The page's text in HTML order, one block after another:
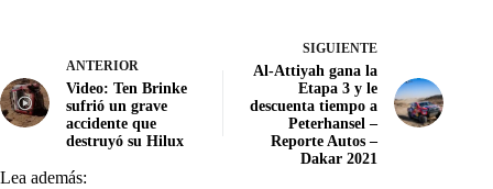
ANTERIOR
Video: Ten Brinke
sufrió un grave
accidente que
destruyó su Hilux
SIGUIENTE
Al-Attiyah gana la
Etapa 3 y le
descuenta tiempo a
Peterhansel –
Reporte Autos –
Dakar 2021
Lea además: